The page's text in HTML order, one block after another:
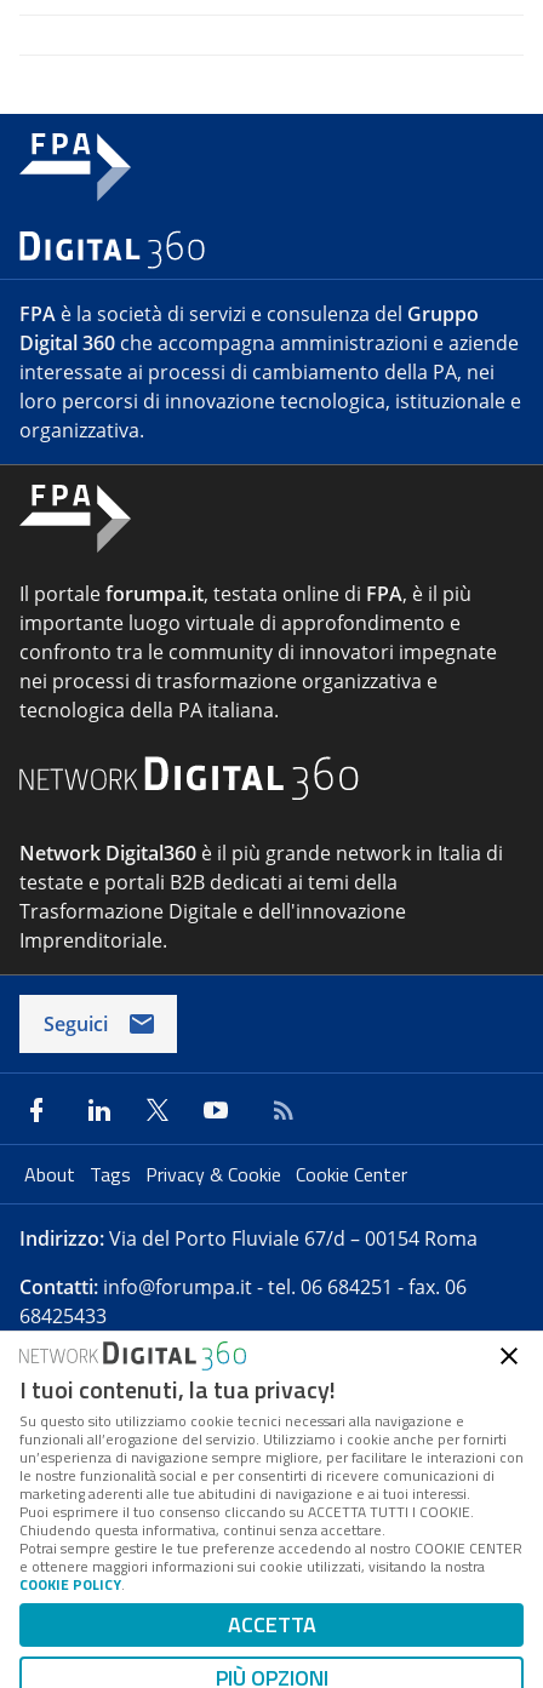
FPA è la società di servizi e consulenza del Gruppo
Digital 360 che accompagna amministrazioni e aziende
interessate ai processi di cambiamento della PA, nei
loro percorsi di innovazione tecnologica, istituzionale e
organizzativa.
Il portaleforumpa.it, testata online di FPA, è il più
importante luogo virtuale di approfondimento e
confronto tra le community di innovatori impegnate
nei processi di trasformazione organizzativa e
tecnologica della PA italiana.
Network Digital360 è il più grande network in Italia di
testate e portali B2B dedicati ai temi della
Trasformazione Digitale e dell'innovazione
Imprenditoriale.
Seguici
About Tags Privacy & Cookie Cookie Center
Indirizzo:Via del Porto Fluviale 67/d – 00154 Roma
Contatti: info@forumpa.it- tel. 06 684251 - fax. 06
68425433
Forumpa.itè una pubblicazione telematica iscritta
presso Registro della stampa del Tribunale di Roma -
Reg. n. 182 del 2 maggio 2008 - Direttore resp. Michela
Stentella
FPA s.r.l. è società soggetta a Direzione e
Coordinamento da parte di Digital360 S.p.A. - FPA s.r.l.
è un'azienda certificata per il sistema di management
Codice Fiscale/Partita IVA n. 10693191008 - R.E.A. Roma
n. 1249791. ISP AWS
Mappa del sito
I tuoi contenuti, la tua privacy!
Su questo sito utilizziamo cookie tecnici necessari alla navigazione e
funzionali all’erogazione del servizio. Utilizziamo i cookie anche per fornirti
un’esperienza di navigazione sempre migliore, per facilitare le interazioni con
le nostre funzionalità social e per consentirti di ricevere comunicazioni di
marketing aderenti alle tue abitudini di navigazione e ai tuoi interessi.
Puoi esprimere il tuo consenso cliccando su ACCETTA TUTTI I COOKIE.
Chiudendo questa informativa, continui senza accettare.
Potrai sempre gestire le tue preferenze accedendo al nostro COOKIE CENTER
e ottenere maggiori informazioni sui cookie utilizzati, visitando la nostra
COOKIE POLICY.
ACCETTA
PIÙ OPZIONI